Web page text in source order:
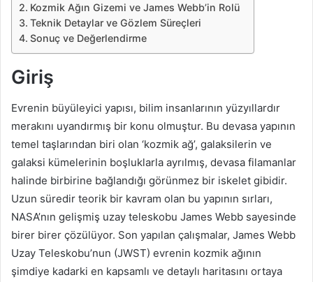
e
k
Kozmik Ağın Gizemi ve James Webb’in Rolü
Teknik Detaylar ve Gözlem Süreçleri
Sonuç ve Değerlendirme
Giriş
Evrenin büyüleyici yapısı, bilim insanlarının yüzyıllardır
merakını uyandırmış bir konu olmuştur. Bu devasa yapının
temel taşlarından biri olan ‘kozmik ağ’, galaksilerin ve
galaksi kümelerinin boşluklarla ayrılmış, devasa filamanlar
halinde birbirine bağlandığı görünmez bir iskelet gibidir.
Uzun süredir teorik bir kavram olan bu yapının sırları,
NASA’nın gelişmiş uzay teleskobu James Webb sayesinde
birer birer çözülüyor. Son yapılan çalışmalar, James Webb
Uzay Teleskobu’nun (JWST) evrenin kozmik ağının
şimdiye kadarki en kapsamlı ve detaylı haritasını ortaya